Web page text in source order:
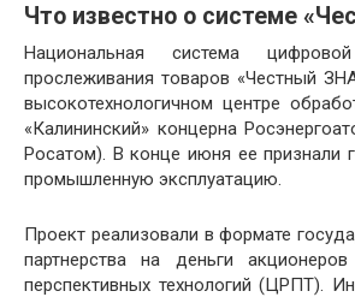
Что известно о системе
Национальная система
прослеживания товаров «Честный
высокотехнологичном центре
«Калининский» концерна
Росатом). В конце июня ее признали
промышленную эксплуатацию.
Проект реализовали в формате
партнерства на деньги
перспективных технологий (ЦРПТ).